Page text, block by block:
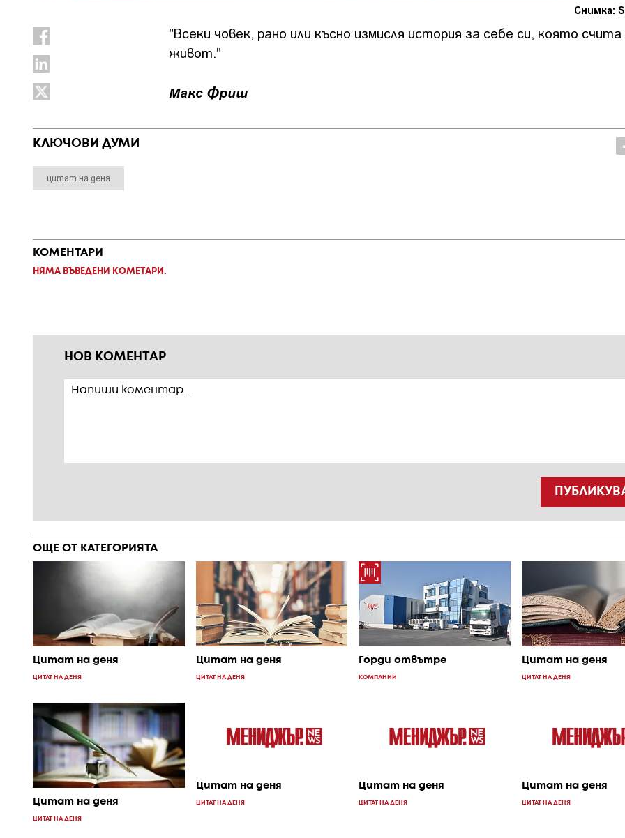
Снимка:
"Всеки човек, рано или късно измисля история за себе си, която счита
живот."
Макс Фриш
КЛЮЧОВИ ДУМИ
цитат на деня
КОМЕНТАРИ
НЯМА ВЪВЕДЕНИ КОМЕТАРИ.
НОВ КОМЕНТАР
ОЩЕ ОТ КАТЕГОРИЯТА
Цитат на деня
ЦИТАТ НА ДЕНЯ
Цитат на деня
ЦИТАТ НА ДЕНЯ
Горди отвътре
КОМПАНИИ
Цитат на деня
ЦИТАТ НА ДЕНЯ
Цитат на деня
ЦИТАТ НА ДЕНЯ
Цитат на деня
ЦИТАТ НА ДЕНЯ
Цитат на деня
ЦИТАТ НА ДЕНЯ
Цитат на деня
ЦИТАТ НА ДЕНЯ